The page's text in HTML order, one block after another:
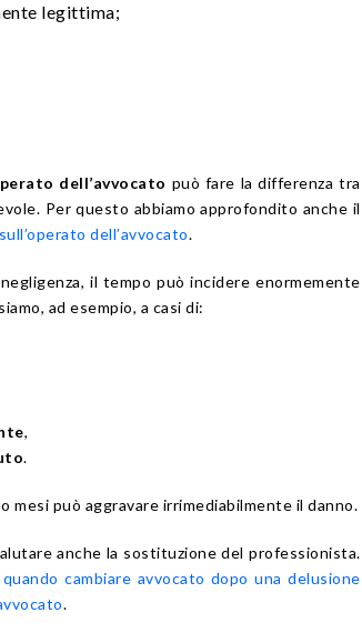
legittima;
dell’avvocato può fare la differenza tra
Per questo abbiamo approfondito anche il
dell’avvocato.
il tempo può incidere enormemente
ad esempio, a casi di:
,
.
può aggravare irrimediabilmente il danno.
anche la sostituzione del professionista.
quando cambiare avvocato dopo una delusione
.